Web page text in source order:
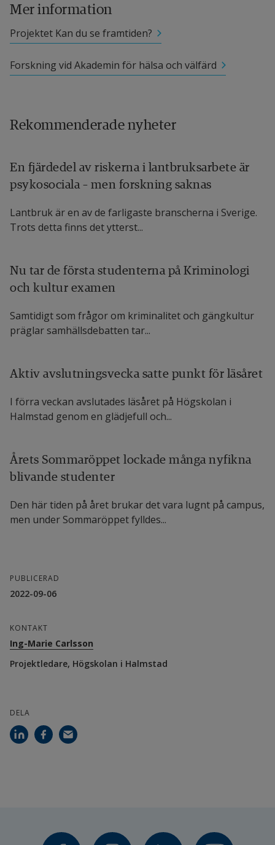
Mer information
Projektet Kan du se framtiden?
Forskning vid Akademin för hälsa och välfärd
Rekommenderade nyheter
En fjärdedel av riskerna i lantbruksarbete är
psykosociala – men forskning saknas
Lantbruk är en av de farligaste branscherna i Sverige.
Trots detta finns det ytterst...
Nu tar de första studenterna på Kriminologi
och kultur examen
Samtidigt som frågor om kriminalitet och gängkultur
präglar samhälls­debatten tar...
Aktiv avslutningsvecka satte punkt för läsåret
I förra veckan avslutades läsåret på Högskolan i
Halmstad genom en glädjefull och...
Årets Sommaröppet lockade många nyfikna
blivande studenter
Den här tiden på året brukar det vara lugnt på campus,
men under Sommaröppet fylldes...
PUBLICERAD
2022-09-06
KONTAKT
Ing-Marie Carlsson
Projektledare, Högskolan i Halmstad
DELA